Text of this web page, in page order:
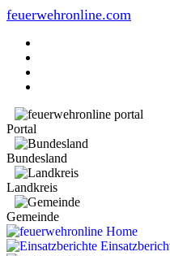
feuerwehronline.com
Portal
Bundesland
Landkreis
Gemeinde
Home